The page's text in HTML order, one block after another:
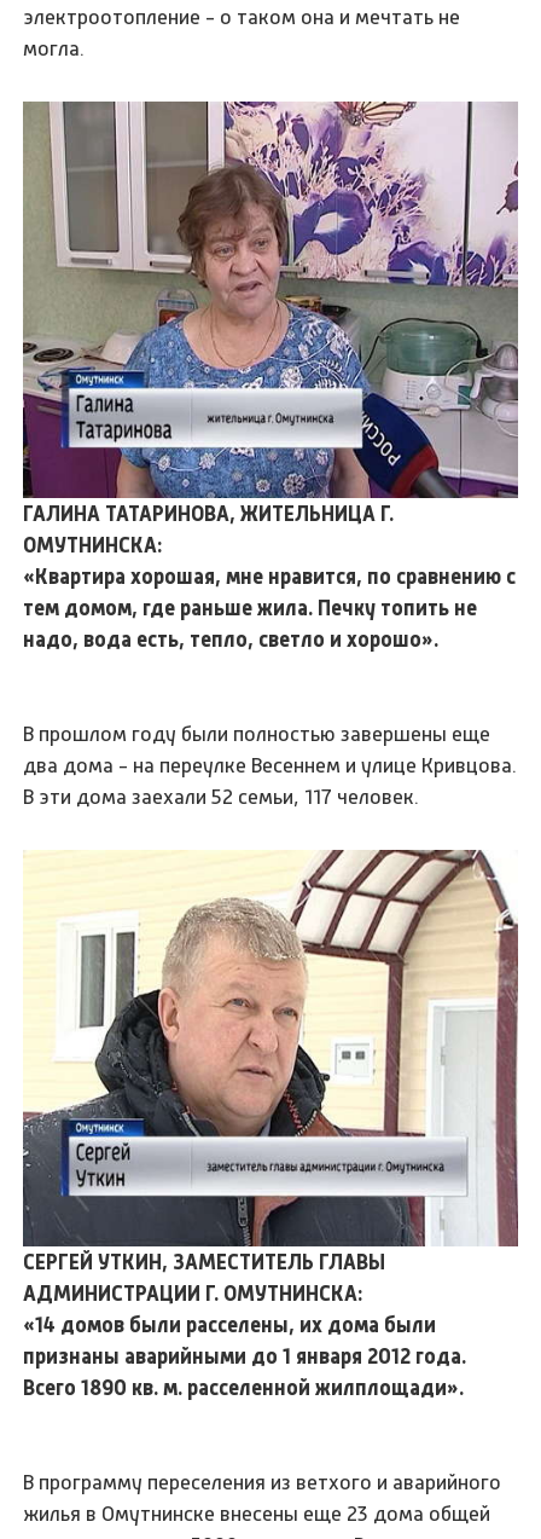
электроотопление - о таком она и мечтать не
могла.
ГАЛИНА ТАТАРИНОВА, ЖИТЕЛЬНИЦА Г.
ОМУТНИНСКА:
«Квартира хорошая, мне нравится, по сравнению с
тем домом, где раньше жила. Печку топить не
надо, вода есть, тепло, светло и хорошо».
В прошлом году были полностью завершены еще
два дома - на переулке Весеннем и улице Кривцова.
В эти дома заехали 52 семьи, 117 человек.
СЕРГЕЙ УТКИН, ЗАМЕСТИТЕЛЬ ГЛАВЫ
АДМИНИСТРАЦИИ Г. ОМУТНИНСКА:
«14 домов были расселены, их дома были
признаны аварийными до 1 января 2012 года.
Всего 1890 кв. м. расселенной жилплощади».
В программу переселения из ветхого и аварийного
жилья в Омутнинске внесены еще 23 дома общей